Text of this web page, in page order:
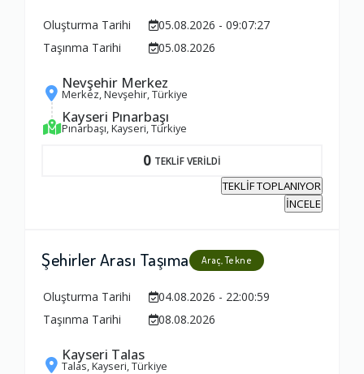
Oluşturma Tarihi
05.08.2026 - 09:07:27
Taşınma Tarihi
05.08.2026
Nevşehir Merkez
Merkez, Nevşehir, Türkiye
Kayseri Pınarbaşı
Pınarbaşı, Kayseri, Türkiye
0 TEKLİF VERİLDİ
TEKLİF TOPLANIYOR
İNCELE
Şehirler Arası Taşıma Araç, Tekne
Oluşturma Tarihi
04.08.2026 - 22:00:59
Taşınma Tarihi
08.08.2026
Kayseri Talas
Talas, Kayseri, Türkiye
1.0